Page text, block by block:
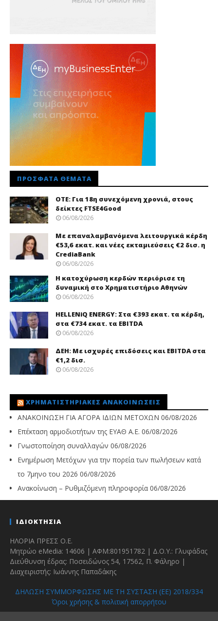
ΠΡΌΣΦΑΤΑ ΘΈΜΑΤΑ
ΟΤΕ: Για 18η συνεχόμενη χρονιά, στους
δείκτες FTSE4Good
06/08/2026
Με επαναλαμβανόμενα λειτουργικά κέρδη
€53,6 εκατ. και νέες εκταμιεύσεις €2 δισ. η
CrediaBank
06/08/2026
Η κατοχύρωση κερδών περιόρισε τη
δυναμική στο Χρηματιστήριο Αθηνών
06/08/2026
HELLENiQ ENERGY: Στα €393 εκατ. τα κέρδη,
στα €734 εκατ. τα EBITDA
06/08/2026
ΔΕΗ: Με ισχυρές επιδόσεις και EBITDA στα
€1,2 δισ.
06/08/2026
ΧΡΗΜΑΤΙΣΤΗΡΙΑΚΈΣ ΑΝΑΚΟΙΝΏΣΕΙΣ
ΑΝΑΚΟΙΝΩΣΗ ΓΙΑ ΑΓΟΡΑ ΙΔΙΩΝ ΜΕΤΟΧΩΝ 06/08/2026
Επέκταση αρμοδιοτήτων της ΕΥΑΘ Α.Ε. 06/08/2026
Γνωστοποίηση συναλλαγών 06/08/2026
Ενημέρωση Μετόχων για την πορεία των πωλήσεων κατά
το 7μηνο του 2026 06/08/2026
Ανακοίνωση – Ρυθμιζόμενη πληροφορία 06/08/2026
ΙΔΙΟΚΤΗΣΙΑ
ΗΛΟΡΙΑ ΠΡΕΣΣ Ο.Ε.
Μητρώο eMedia: 14606 | ΑΦΜ:801951782 | Δ.Ο.Υ.: Γλυφάδας
Διεύθυνση έδρας: Ποσειδώνος 54, 17562, Π. Φάληρο |
Διαχειριστής: Ιωάννης Παπαδάκης
ΔΗΛΩΣΗ ΣΥΜΜΟΡΦΩΣΗΣ ΜΕ ΤΗ ΣΥΣΤΑΣΗ (ΕΕ) 2018/334
Όροι χρήσης & πολιτική απορρήτου